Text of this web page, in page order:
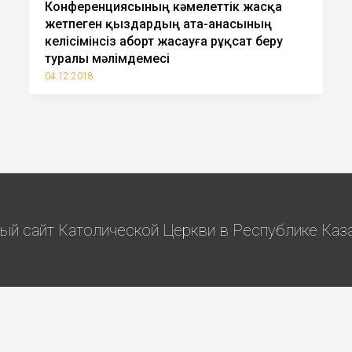
Конференциясының кәмелеттік жасқа
жетпеген қыздардың ата-анасының
келісімінсіз аборт жасауға рұқсат беру
туралы мәлімдемесі
04.12.2018
сайт Католической Церкви в Республике